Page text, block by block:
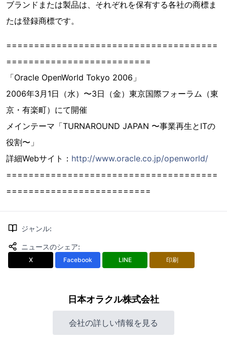
ブランドまたは製品は、それぞれを保有する各社の商標ま
たは登録商標です。
======================================
==========================
「Oracle OpenWorld Tokyo 2006」
2006年3月1日（水）〜3日（金）東京国際フォーラム（東
京・有楽町）にて開催
メインテーマ「TURNAROUND JAPAN 〜事業再生とITの
役割〜」
詳細Webサイト： http://www.oracle.co.jp/openworld/
======================================
==========================
ジャンル:
ニュースのシェア:
X Facebook LINE 印刷
日本オラクル株式会社
会社の詳しい情報を見る